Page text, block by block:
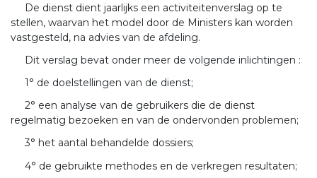
De dienst dient jaarlijks een activiteitenverslag op te
stellen, waarvan het model door de Ministers kan worden
vastgesteld, na advies van de afdeling.
Dit verslag bevat onder meer de volgende inlichtingen :
1° de doelstellingen van de dienst;
2° een analyse van de gebruikers die de dienst
regelmatig bezoeken en van de ondervonden problemen;
3° het aantal behandelde dossiers;
4° de gebruikte methodes en de verkregen resultaten;